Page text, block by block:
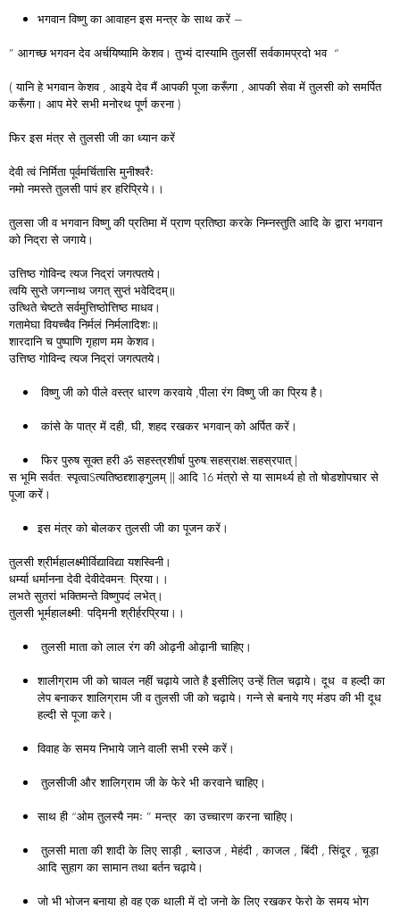
भगवान विष्णु का आवाहन इस मन्त्र के साथ करें –
” आगच्छ भगवन देव अर्चयिष्यामि केशव। तुभ्यं दास्यामि तुलसीं सर्वकामप्रदो भव “
( यानि हे भगवान केशव , आइये देव मैं आपकी पूजा करूँगा , आपकी सेवा में तुलसी को समर्पित
करूँगा। आप मेरे सभी मनोरथ पूर्ण करना )
फिर इस मंत्र से तुलसी जी का ध्यान करें
देवी त्वं निर्मिता पूर्वमर्चितासि मुनीश्वरैः
नमो नमस्ते तुलसी पापं हर हरिप्रिये।।
तुलसा जी व भगवान विष्णु की प्रतिमा में प्राण प्रतिष्ठा करके निम्नस्तुति आदि के द्वारा भगवान
को निद्रा से जगाये।
उत्तिष्ठ गोविन्द त्यज निद्रां जगत्पतये।
त्वयि सुप्ते जगन्नाथ जगत्‌ सुप्तं भवेदिदम्‌॥
उत्थिते चेष्टते सर्वमुत्तिष्ठोत्तिष्ठ माधव।
गतामेघा वियच्चैव निर्मलं निर्मलादिशः॥
शारदानि च पुष्पाणि गृहाण मम केशव।
उत्तिष्ठ गोविन्द त्यज निद्रां जगत्पतये।
विष्णु जी को पीले वस्त्र धारण करवाये ,पीला रंग विष्णु जी का प्रिय है।
कांसे के पात्र में दही, घी, शहद रखकर भगवान् को अर्पित करें।
फिर पुरुष सूक्त हरी ॐ सहस्त्रशीर्षा पुरुष:सहस्राक्ष:सहस्रपात् |
स भूमि सर्वत: स्पृत्वाSत्यतिष्ठद्द्शाङ्गुलम् || आदि 16 मंत्रो से या सामर्थ्य हो तो षोडशोपचार से
पूजा करें।
इस मंत्र को बोलकर तुलसी जी का पूजन करें।
तुलसी श्रीर्महालक्ष्मीर्विद्याविद्या यशस्विनी।
धर्म्या धर्मानना देवी देवीदेवमन: प्रिया।।
लभते सुतरां भक्तिमन्ते विष्णुपदं लभेत्।
तुलसी भूर्महालक्ष्मी: पद्मिनी श्रीर्हरप्रिया।।
तुलसी माता को लाल रंग की ओढ़नी ओढ़ानी चाहिए।
शालीग्राम जी को चावल नहीं चढ़ाये जाते है इसीलिए उन्हें तिल चढ़ाये। दूध व हल्दी का
लेप बनाकर शालिग्राम जी व तुलसी जी को चढ़ाये। गन्ने से बनाये गए मंडप की भी दूध
हल्दी से पूजा करे।
विवाह के समय निभाये जाने वाली सभी रस्मे करें।
तुलसीजी और शालिग्राम जी के फेरे भी करवाने चाहिए।
साथ ही “ओम तुलस्यै नमः ” मन्त्र का उच्चारण करना चाहिए।
तुलसी माता की शादी के लिए साड़ी , ब्लाउज , मेहंदी , काजल , बिंदी , सिंदूर , चूड़ा
आदि सुहाग का सामान तथा बर्तन चढ़ाये।
जो भी भोजन बनाया हो वह एक थाली में दो जनो के लिए रखकर फेरो के समय भोग